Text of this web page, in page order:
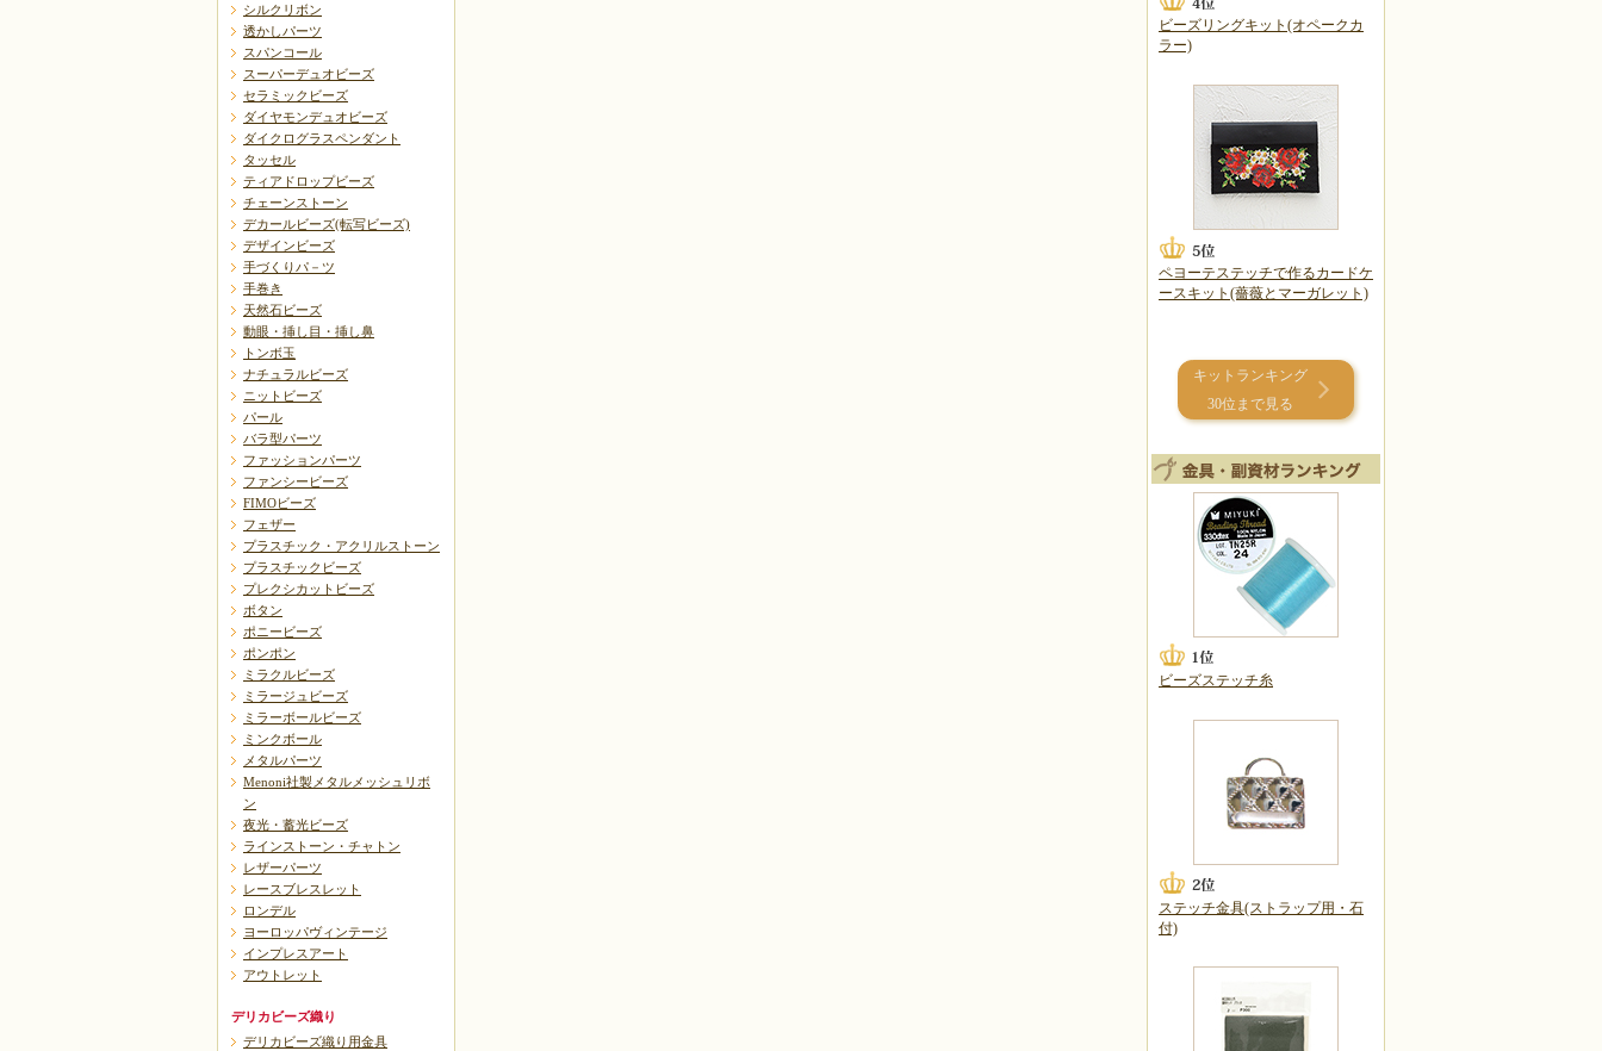
シルクリボン
透かしパーツ
スパンコール
スーパーデュオビーズ
セラミックビーズ
ダイヤモンデュオビーズ
ダイクログラスペンダント
タッセル
ティアドロップビーズ
チェーンストーン
デカールビーズ(転写ビーズ)
デザインビーズ
手づくりパ－ツ
手巻き
天然石ビーズ
動眼・挿し目・挿し鼻
トンボ玉
ナチュラルビーズ
ニットビーズ
パール
バラ型パーツ
ファッションパーツ
ファンシービーズ
FIMOビーズ
フェザー
プラスチック・アクリルストーン
プラスチックビーズ
プレクシカットビーズ
ボタン
ポニービーズ
ポンポン
ミラクルビーズ
ミラージュビーズ
ミラーボールビーズ
ミンクボール
メタルパーツ
Menoni社製メタルメッシュリボ
ン
夜光・蓄光ビーズ
ラインストーン・チャトン
レザーパーツ
レースブレスレット
ロンデル
ヨーロッパヴィンテージ
インプレスアート
アウトレット
デリカビーズ織り
デリカビーズ織り用金具
ビーズリングキット(オペークカ
ラー)
ペヨーテステッチで作るカードケ
ースキット(薔薇とマーガレット)
キットランキング
30位まで見る
ビーズステッチ糸
ステッチ金具(ストラップ用・石
付)